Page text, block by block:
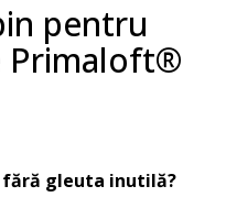
pentru
Primaloft®
gleuta inutilă?